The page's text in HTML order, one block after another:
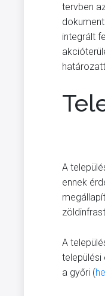
tervben
integrált
A
ennek
A
települési
a győri (